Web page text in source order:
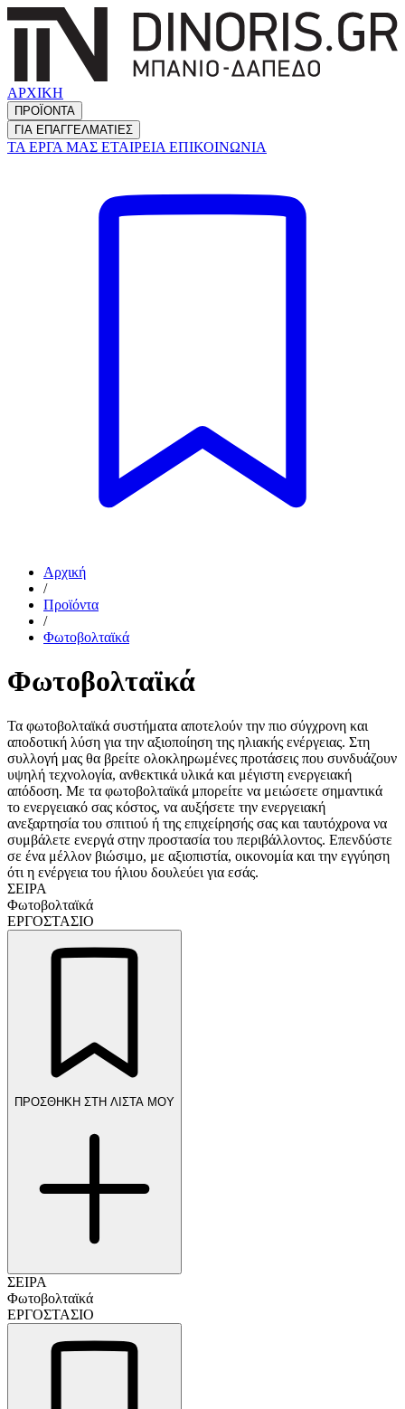
ΑΡΧΙΚΗ
ΠΡΟΪΟΝΤΑ
ΓΙΑ ΕΠΑΓΓΕΛΜΑΤΙΕΣ
ΤΑ ΕΡΓΑ ΜΑΣ ΕΤΑΙΡΕΙΑ ΕΠΙΚΟΙΝΩΝΙΑ
Αρχική
/
Προϊόντα
/
Φωτοβολταϊκά
Φωτοβολταϊκά
Τα φωτοβολταϊκά συστήματα αποτελούν την πιο σύγχρονη και
αποδοτική λύση για την αξιοποίηση της ηλιακής ενέργειας. Στη
συλλογή μας θα βρείτε ολοκληρωμένες προτάσεις που συνδυάζουν
υψηλή τεχνολογία, ανθεκτικά υλικά και μέγιστη ενεργειακή
απόδοση. Με τα φωτοβολταϊκά μπορείτε να μειώσετε σημαντικά
το ενεργειακό σας κόστος, να αυξήσετε την ενεργειακή
ανεξαρτησία του σπιτιού ή της επιχείρησής σας και ταυτόχρονα να
συμβάλετε ενεργά στην προστασία του περιβάλλοντος. Επενδύστε
σε ένα μέλλον βιώσιμο, με αξιοπιστία, οικονομία και την εγγύηση
ότι η ενέργεια του ήλιου δουλεύει για εσάς.
ΣΕΙΡΑ
Φωτοβολταϊκά
ΕΡΓΟΣΤΑΣΙΟ
ΠΡΟΣΘΗΚΗ ΣΤΗ ΛΙΣΤΑ ΜΟΥ
ΣΕΙΡΑ
Φωτοβολταϊκά
ΕΡΓΟΣΤΑΣΙΟ